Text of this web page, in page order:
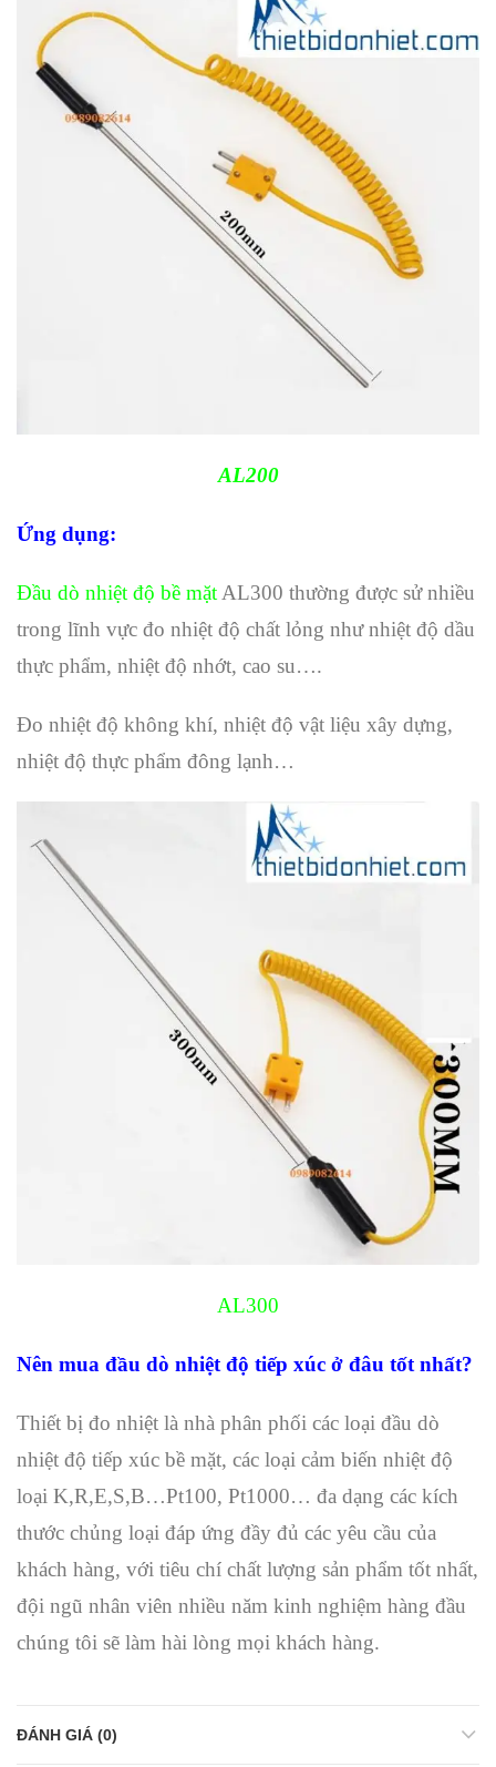
AL200
Ứng dụng:
Đầu dò nhiệt độ bề mặt AL300 thường được sử nhiều
trong lĩnh vực đo nhiệt độ chất lỏng như nhiệt độ dầu
thực phẩm, nhiệt độ nhớt, cao su….
Đo nhiệt độ không khí, nhiệt độ vật liệu xây dựng,
nhiệt độ thực phẩm đông lạnh…
AL300
Nên mua đầu dò nhiệt độ tiếp xúc ở đâu tốt nhất?
Thiết bị đo nhiệt là nhà phân phối các loại đầu dò
nhiệt độ tiếp xúc bề mặt, các loại cảm biến nhiệt độ
loại K,R,E,S,B…Pt100, Pt1000… đa dạng các kích
thước chủng loại đáp ứng đầy đủ các yêu cầu của
khách hàng, với tiêu chí chất lượng sản phẩm tốt nhất,
đội ngũ nhân viên nhiều năm kinh nghiệm hàng đầu
chúng tôi sẽ làm hài lòng mọi khách hàng.
ĐÁNH GIÁ (0)